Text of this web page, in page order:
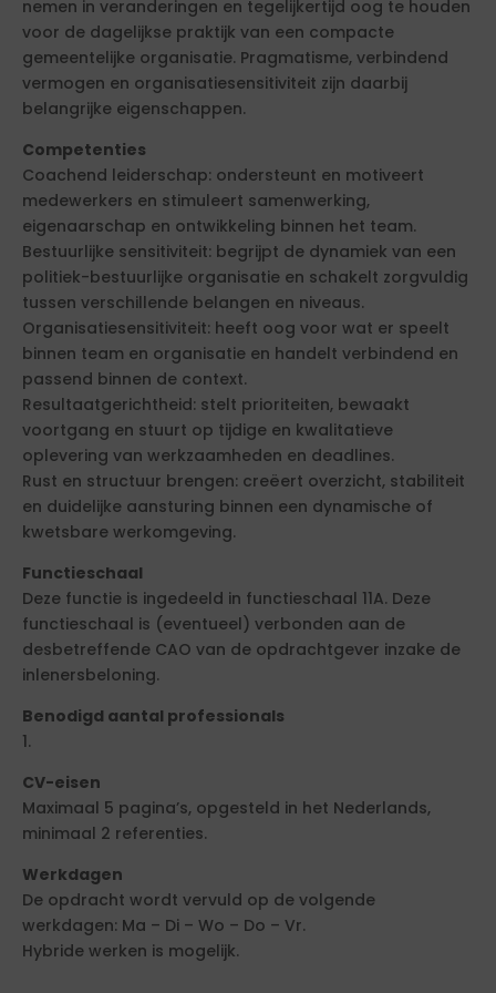
nemen in veranderingen en tegelijkertijd oog te houden
voor de dagelijkse praktijk van een compacte
gemeentelijke organisatie. Pragmatisme, verbindend
vermogen en organisatiesensitiviteit zijn daarbij
belangrijke eigenschappen.
Competenties
Coachend leiderschap: ondersteunt en motiveert
medewerkers en stimuleert samenwerking,
eigenaarschap en ontwikkeling binnen het team.
Bestuurlijke sensitiviteit: begrijpt de dynamiek van een
politiek-bestuurlijke organisatie en schakelt zorgvuldig
tussen verschillende belangen en niveaus.
Organisatiesensitiviteit: heeft oog voor wat er speelt
binnen team en organisatie en handelt verbindend en
passend binnen de context.
Resultaatgerichtheid: stelt prioriteiten, bewaakt
voortgang en stuurt op tijdige en kwalitatieve
oplevering van werkzaamheden en deadlines.
Rust en structuur brengen: creëert overzicht, stabiliteit
en duidelijke aansturing binnen een dynamische of
kwetsbare werkomgeving.
Functieschaal
Deze functie is ingedeeld in functieschaal 11A. Deze
functieschaal is (eventueel) verbonden aan de
desbetreffende CAO van de opdrachtgever inzake de
inlenersbeloning.
Benodigd aantal professionals
1.
CV-eisen
Maximaal 5 pagina’s, opgesteld in het Nederlands,
minimaal 2 referenties.
Werkdagen
De opdracht wordt vervuld op de volgende
werkdagen: Ma – Di – Wo – Do – Vr.
Hybride werken is mogelijk.